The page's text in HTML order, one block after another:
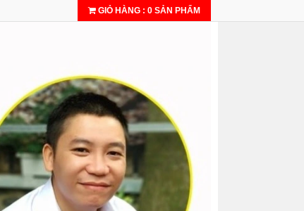
GIỎ HÀNG : 0 SẢN PHẨM